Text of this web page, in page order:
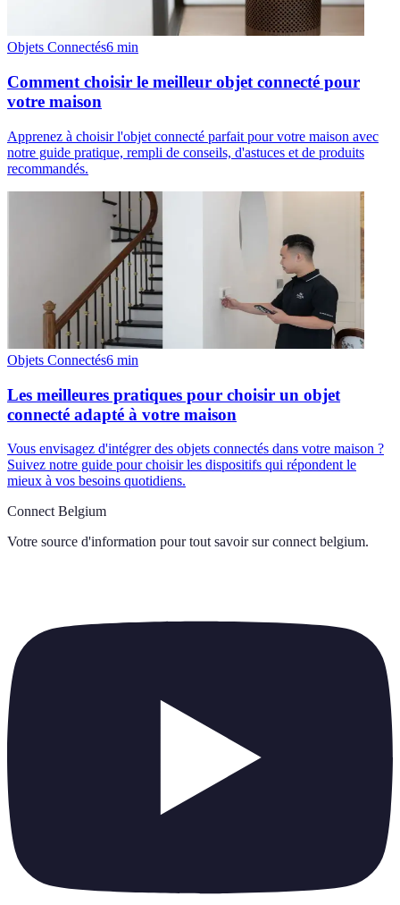
Objets Connectés6 min
Comment choisir le meilleur objet connecté pour
votre maison
Apprenez à choisir l'objet connecté parfait pour votre maison avec
notre guide pratique, rempli de conseils, d'astuces et de produits
recommandés.
Objets Connectés6 min
Les meilleures pratiques pour choisir un objet
connecté adapté à votre maison
Vous envisagez d'intégrer des objets connectés dans votre maison ?
Suivez notre guide pour choisir les dispositifs qui répondent le
mieux à vos besoins quotidiens.
Connect Belgium
Votre source d'information pour tout savoir sur connect belgium.